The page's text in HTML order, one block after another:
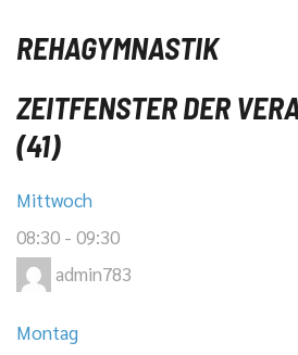
REHAGYMNASTIK
ZEITFENSTER DER
(41)
Mittwoch
08:30 - 09:30
admin783
Montag